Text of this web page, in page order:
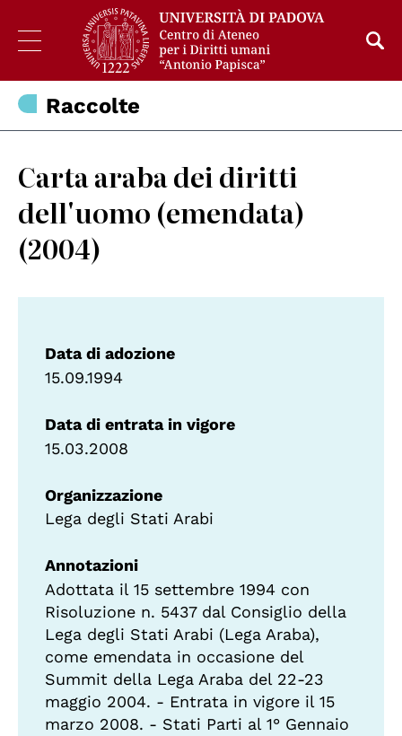
Raccolte
Carta araba dei diritti
dell'uomo (emendata)
(2004)
Data di adozione
15.09.1994
Data di entrata in vigore
15.03.2008
Organizzazione
Lega degli Stati Arabi
Annotazioni
Adottata il 15 settembre 1994 con
Risoluzione n. 5437 dal Consiglio della
Lega degli Stati Arabi (Lega Araba),
come emendata in occasione del
Summit della Lega Araba del 22-23
maggio 2004. - Entrata in vigore il 15
marzo 2008. - Stati Parti al 1° Gennaio